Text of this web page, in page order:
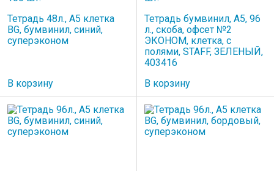
Тетрадь 48л., А5 клетка
BG, бумвинил, синий,
суперэконом
В корзину
Тетрадь бумвинил, А5, 96
л., скоба, офсет №2
ЭКОНОМ, клетка, с
полями, STAFF, ЗЕЛЕНЫЙ,
403416
В корзину